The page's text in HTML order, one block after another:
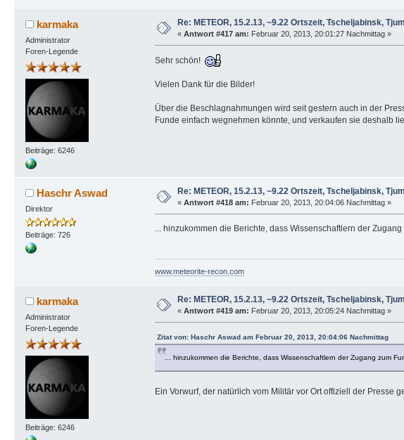
karmaka
Administrator
Foren-Legende
Beiträge: 6246
Re: METEOR, 15.2.13, ~9.22 Ortszeit, Tscheljabinsk,
« Antwort #417 am: Februar 20, 2013, 20:01:27 Nachmittag »
Sehr schön!
Vielen Dank für die Bilder!
Über die Beschlagnahmungen wird seit gestern auch in der
Funde einfach wegnehmen könnte, und verkaufen sie deshalb
Haschr Aswad
Direktor
Beiträge: 726
Re: METEOR, 15.2.13, ~9.22 Ortszeit, Tscheljabinsk,
« Antwort #418 am: Februar 20, 2013, 20:04:06 Nachmittag »
... hinzukommen die Berichte, dass Wissenschaftlern der
www.meteorite-recon.com
karmaka
Administrator
Foren-Legende
Beiträge: 6246
Re: METEOR, 15.2.13, ~9.22 Ortszeit, Tscheljabinsk,
« Antwort #419 am: Februar 20, 2013, 20:05:24 Nachmittag »
Zitat von: Haschr Aswad am Februar 20, 2013, 20:04:06 Nachmittag
... hinzukommen die Berichte, dass Wissenschaftlern der Zugang zum
Ein Vorwurf, der natürlich vom Militär vor Ort offiziell der Presse